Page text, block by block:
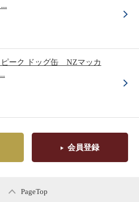
ピーク ドッグ缶 NZマッカ
会員登録
PageTop